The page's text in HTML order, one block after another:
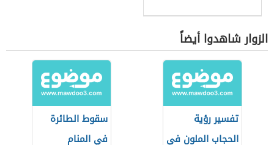
الزوار شاهدوا أيضاً
تفسير رؤية
الحجاب الملون في
سقوط الطائرة
في المنام